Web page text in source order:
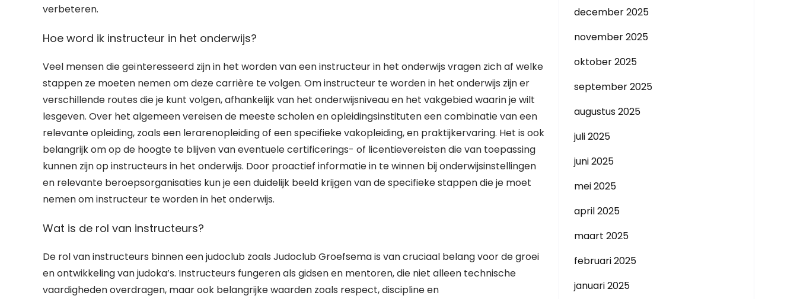
verbeteren.
Hoe word ik instructeur in het onderwijs?
Veel mensen die geïnteresseerd zijn in het worden van een instructeur in het onderwijs vragen zich af welke
stappen ze moeten nemen om deze carrière te volgen. Om instructeur te worden in het onderwijs zijn er
verschillende routes die je kunt volgen, afhankelijk van het onderwijsniveau en het vakgebied waarin je wilt
lesgeven. Over het algemeen vereisen de meeste scholen en opleidingsinstituten een combinatie van een
relevante opleiding, zoals een lerarenopleiding of een specifieke vakopleiding, en praktijkervaring. Het is ook
belangrijk om op de hoogte te blijven van eventuele certificerings- of licentievereisten die van toepassing
kunnen zijn op instructeurs in het onderwijs. Door proactief informatie in te winnen bij onderwijsinstellingen
en relevante beroepsorganisaties kun je een duidelijk beeld krijgen van de specifieke stappen die je moet
nemen om instructeur te worden in het onderwijs.
Wat is de rol van instructeurs?
De rol van instructeurs binnen een judoclub zoals Judoclub Groefsema is van cruciaal belang voor de groei
en ontwikkeling van judoka’s. Instructeurs fungeren als gidsen en mentoren, die niet alleen technische
vaardigheden overdragen, maar ook belangrijke waarden zoals respect, discipline en
december 2025
november 2025
oktober 2025
september 2025
augustus 2025
juli 2025
juni 2025
mei 2025
april 2025
maart 2025
februari 2025
januari 2025